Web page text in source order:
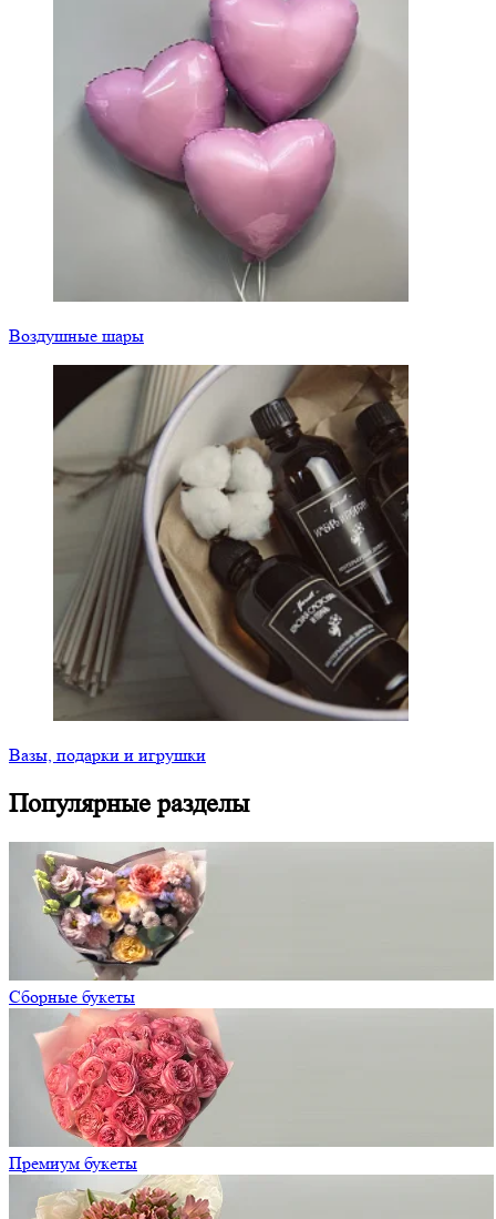
Воздушные шары
Вазы, подарки и игрушки
Популярные разделы
Сборные букеты
Премиум букеты